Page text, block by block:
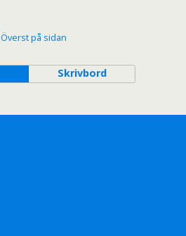
Överst på sidan
Skrivbord